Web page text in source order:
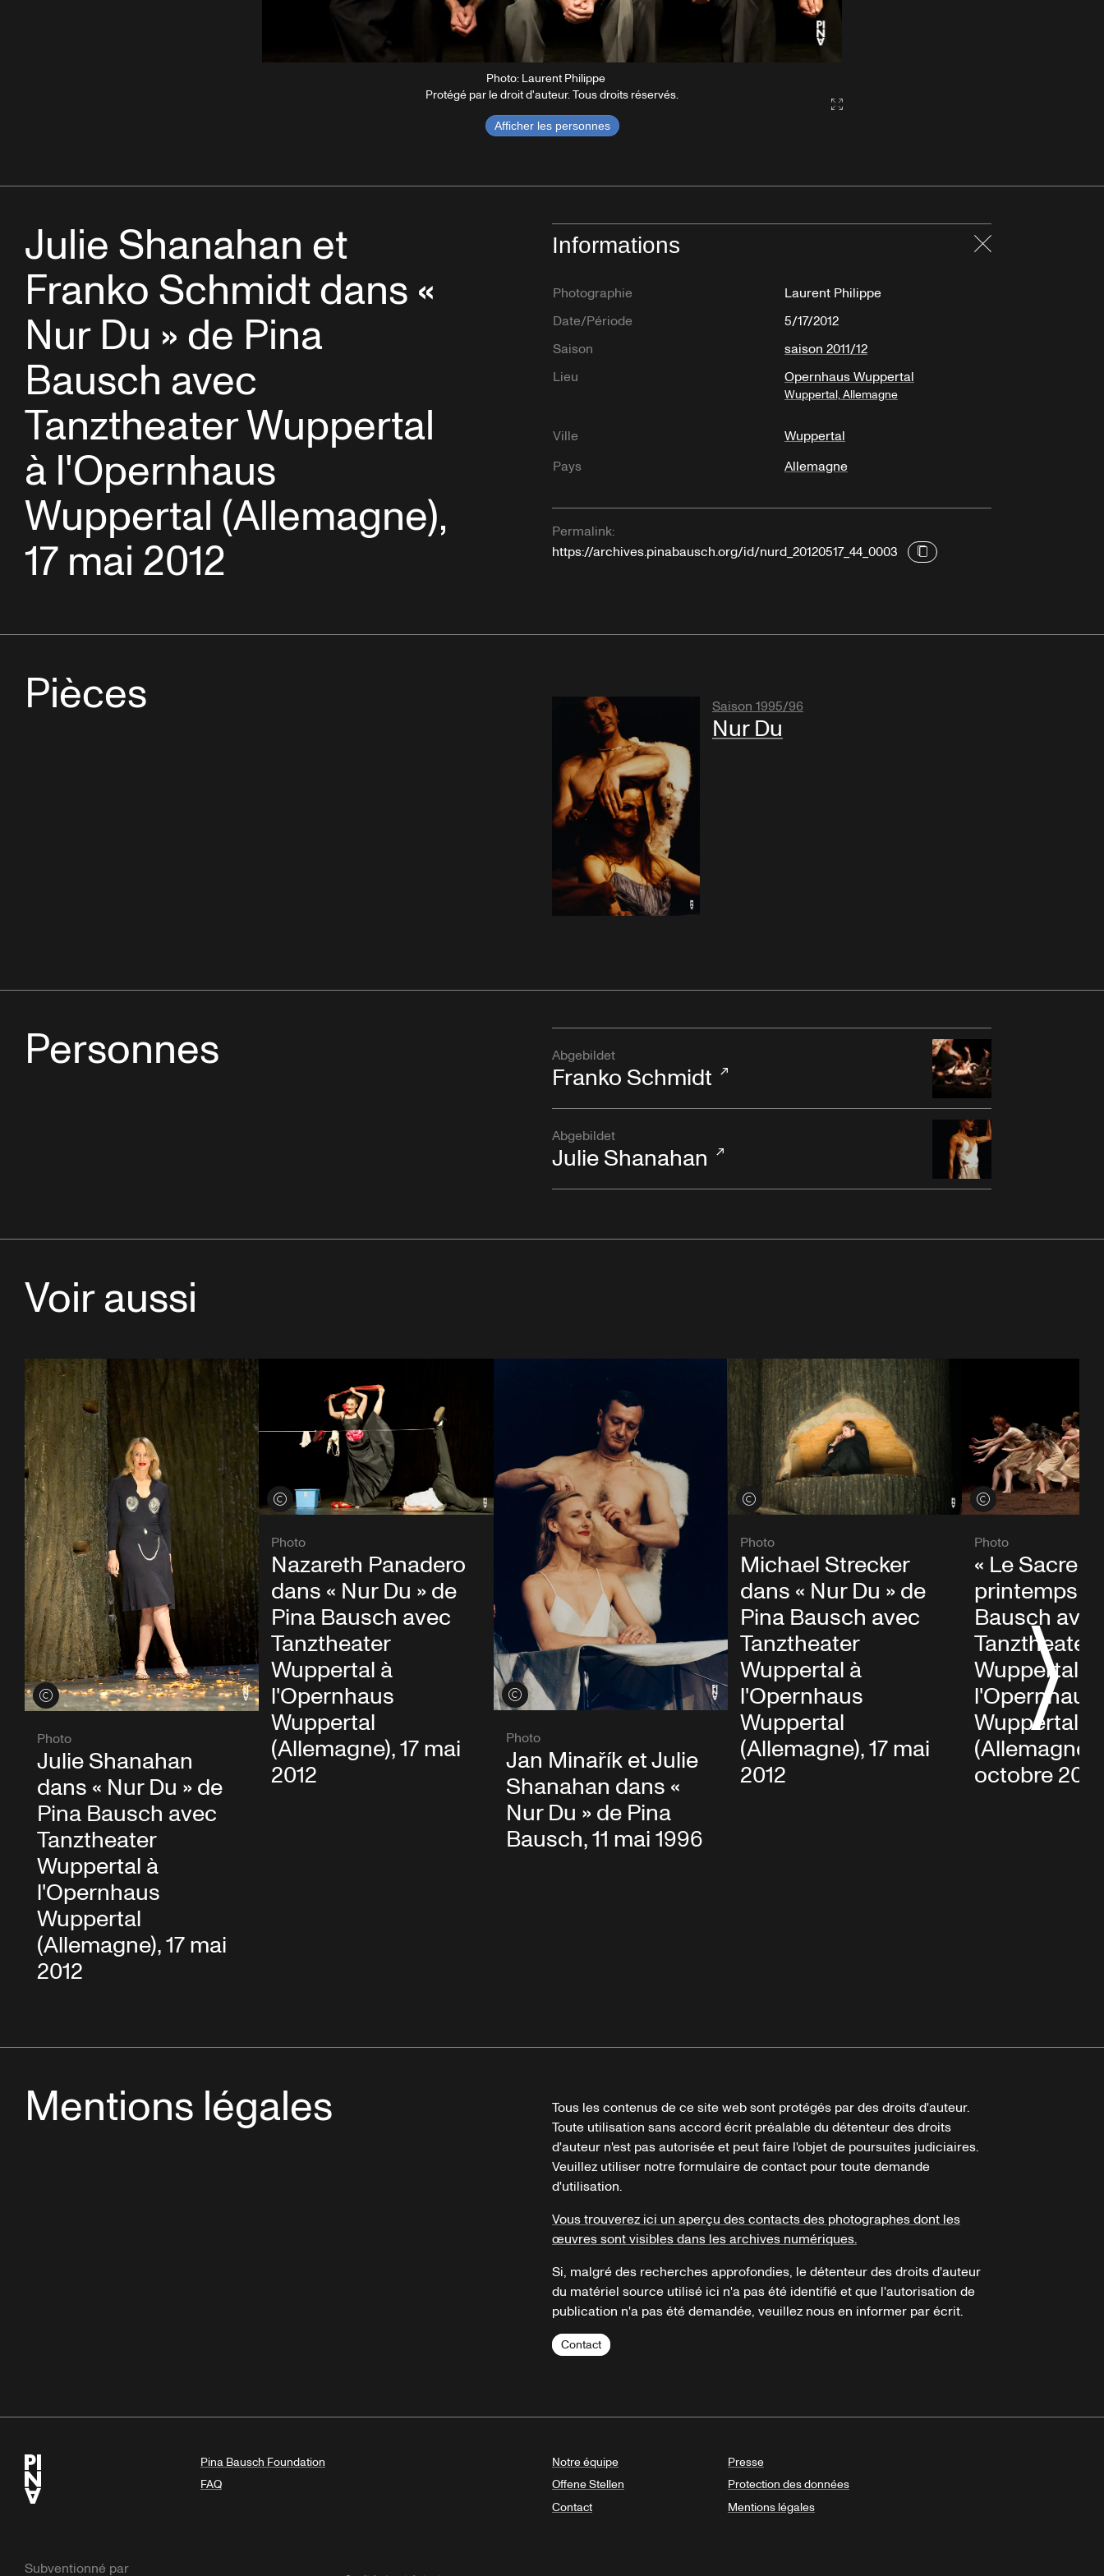
Photo: Laurent Philippe
Protégé par le droit d'auteur. Tous droits réservés.
Afficher les personnes
Gallery2:fullscreen
Julie Shanahan et
Franko Schmidt dans «
Nur Du » de Pina
Bausch avec
Tanztheater Wuppertal
à l'Opernhaus
Wuppertal (Allemagne),
17 mai 2012
Informations
Photographie
Laurent Philippe
Date/Période
5/17/2012
Saison
saison 2011/12
Lieu
Opernhaus Wuppertal
Wuppertal, Allemagne
Ville
Wuppertal
Pays
Allemagne
Permalink:
https://archives.pinabausch.org/id/nurd_20120517_44_0003
Pièces Saison 1995/96
Nur Du
Personnes Abgebildet
Franko Schmidt
Abgebildet
Julie Shanahan
Voir aussi
Voir les crédits
Photo
Julie Shanahan
dans « Nur Du » de
Pina Bausch avec
Tanztheater
Wuppertal à
l'Opernhaus
Wuppertal
(Allemagne), 17 mai
2012
Voir les crédits
Photo
Nazareth Panadero
dans « Nur Du » de
Pina Bausch avec
Tanztheater
Wuppertal à
l'Opernhaus
Wuppertal
(Allemagne), 17 mai
2012
Voir les crédits
Photo
Jan Minařík et Julie
Shanahan dans «
Nur Du » de Pina
Bausch, 11 mai 1996
Voir les crédits
Photo
Michael Strecker
dans « Nur Du » de
Pina Bausch avec
Tanztheater
Wuppertal à
l'Opernhaus
Wuppertal
(Allemagne), 17 mai
2012
Voir les crédits
Photo
« Le Sacre
printemps »
Bausch
Tanztheater
Wuppertal à
l'Opernhaus
Wuppertal
(Allemagne),
octobre 2011
Mentions légales
Tous les contenus de ce site web sont protégés par des droits d'auteur.
Toute utilisation sans accord écrit préalable du détenteur des droits
d'auteur n'est pas autorisée et peut faire l'objet de poursuites judiciaires.
Veuillez utiliser notre formulaire de contact pour toute demande
d'utilisation.
Vous trouverez ici un aperçu des contacts des photographes dont les
œuvres sont visibles dans les archives numériques.
Si, malgré des recherches approfondies, le détenteur des droits d'auteur
du matériel source utilisé ici n'a pas été identifié et que l'autorisation de
publication n'a pas été demandée, veuillez nous en informer par écrit.
Contact
Pina Bausch Foundation
FAQ
Notre équipe
Offene Stellen
Contact
Presse
Protection des données
Mentions légales
Subventionné par